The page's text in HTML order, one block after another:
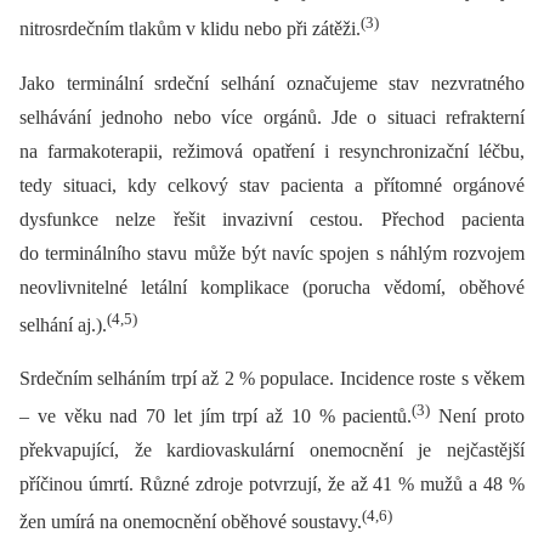
nitrosrdečním tlakům v klidu nebo při zátěži.(3)
Jako terminální srdeční selhání označujeme stav nezvratného
selhávání jednoho nebo více orgánů. Jde o situaci refrakterní
na farmakoterapii, režimová opatření i resynchronizační léčbu,
tedy situaci, kdy celkový stav pacienta a přítomné orgánové
dysfunkce nelze řešit invazivní cestou. Přechod pacienta
do terminálního stavu může být navíc spojen s náhlým rozvojem
neovlivnitelné letální komplikace (porucha vědomí, oběhové
selhání aj.).(4,5)
Srdečním selháním trpí až 2 % populace. Incidence roste s věkem
–⁠ ve věku nad 70 let jím trpí až 10 % pacientů.(3) Není proto
překvapující, že kardiovaskulární onemocnění je nejčastější
příčinou úmrtí. Různé zdroje potvrzují, že až 41 % mužů a 48 %
žen umírá na onemocnění oběhové soustavy.(4,6)